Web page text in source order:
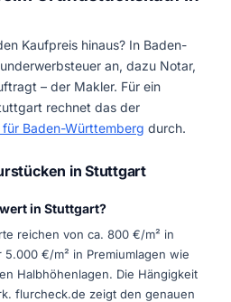
Kaufpreis hinaus? In Baden-
an, dazu Notar,
– der Makler. Für ein
rechnet das der
Baden-Württemberg durch.
in Stuttgart
in Stuttgart?
reichen von ca. 800 €/m² in
€/m² in Premiumlagen wie
Halbhöhenlagen. Die Hängigkeit
flurcheck.de zeigt den genauen